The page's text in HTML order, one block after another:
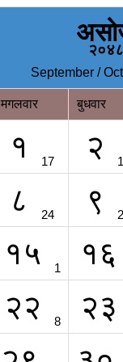
२०४८
September /
मगलवार बुधवार
१ 17 २
८ 24 ९
१५ 1 १६
२२ 8 २३